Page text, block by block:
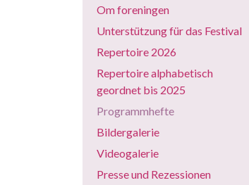
Om foreningen
Unterstützung für das Festival
Repertoire 2026
Repertoire alphabetisch
geordnet bis 2025
Programmhefte
Bildergalerie
Videogalerie
Presse und Rezessionen